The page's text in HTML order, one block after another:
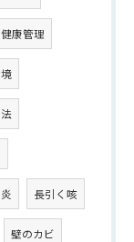
健康管理
長引く咳
壁のカビ